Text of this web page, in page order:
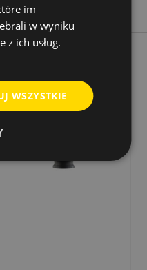
KATEGORII:
Wyprzedaż!
im
w wyniku
z ich usług.
WSZYSTKIE